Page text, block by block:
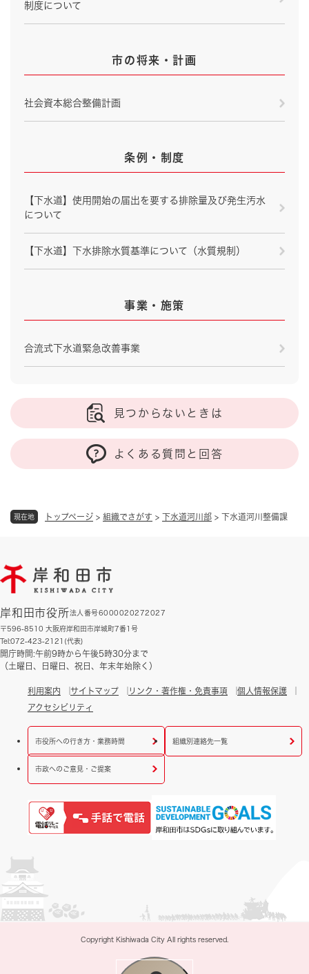
現在地 トップページ > 組織でさがす > 下水道河川部 > 下水道河川整備課
制度について
市の将来・計画
社会資本総合整備計画
条例・制度
【下水道】使用開始の届出を要する排除量及び発生汚水
について
【下水道】下水排除水質基準について（水質規制）
事業・施策
合流式下水道緊急改善事業
見つからないときは
よくある質問と回答
岸和田市役所法人番号6000020272027
〒596-8510 大阪府岸和田市岸城町7番1号
Tel:072-423-2121(代表)
開庁時間:午前9時から午後5時30分まで
（土曜日、日曜日、祝日、年末年始除く）
利用案内 サイトマップ リンク・著作権・免責事項
個人情報保護
アクセシビリティ
市役所への行き方・業務時間 組織別連絡先一覧
市政へのご意見・ご提案
Copyright Kishiwada City All rights reserved.